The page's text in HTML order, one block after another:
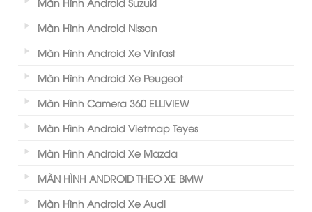
Màn Hình Android Nissan
Màn Hình Android Xe Vinfast
Màn Hình Android Xe Peugeot
Màn Hình Camera 360 ELLIVIEW
Màn Hình Android Vietmap Teyes
Màn Hình Android Xe Mazda
MÀN HÌNH ANDROID THEO XE BMW
Màn Hình Android Xe Audi